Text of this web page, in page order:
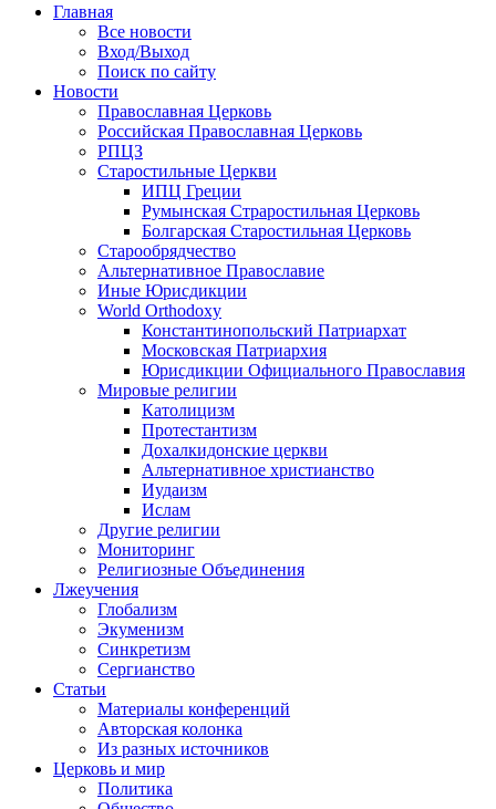
Главная
Все новости
Вход/Выход
Поиск по сайту
Новости
Православная Церковь
Российская Православная Церковь
РПЦЗ
Старостильные Церкви
ИПЦ Греции
Румынская Страростильная Церковь
Болгарская Старостильная Церковь
Старообрядчество
Альтернативное Православие
Иные Юрисдикции
World Orthodoxy
Константинопольский Патриархат
Московская Патриархия
Юрисдикции Официального Православия
Мировые религии
Католицизм
Протестантизм
Дохалкидонские церкви
Альтернативное христианство
Иудаизм
Ислам
Другие религии
Мониторинг
Религиозные Объединения
Лжеучения
Глобализм
Экуменизм
Синкретизм
Сергианство
Статьи
Материалы конференций
Авторская колонка
Из разных источников
Церковь и мир
Политика